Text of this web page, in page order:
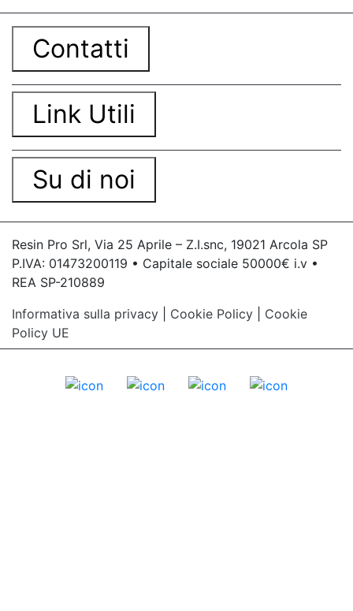
Contatti
Link Utili
Su di noi
Resin Pro Srl, Via 25 Aprile – Z.I.snc, 19021 Arcola SP
P.IVA: 01473200119 • Capitale sociale 50000€ i.v •
REA SP-210889
Informativa sulla privacy
Cookie Policy
Cookie
Policy UE